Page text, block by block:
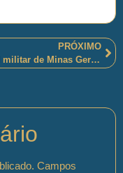
PRÓXIMO
Policial militar de Minas Gerais foi “assassinado” covardemente por “assaltantes” de banco, em Santa Margarida, na Zona da Mata
Campos